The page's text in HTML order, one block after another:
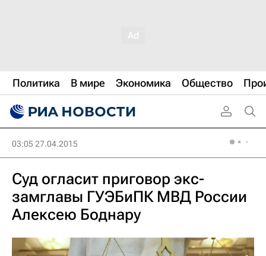
Политика В мире Экономика Общество
03:05 27.04.2015
Суд огласит приговор экс-
замглавы ГУЭБиПК МВД России
Алексею Боднару